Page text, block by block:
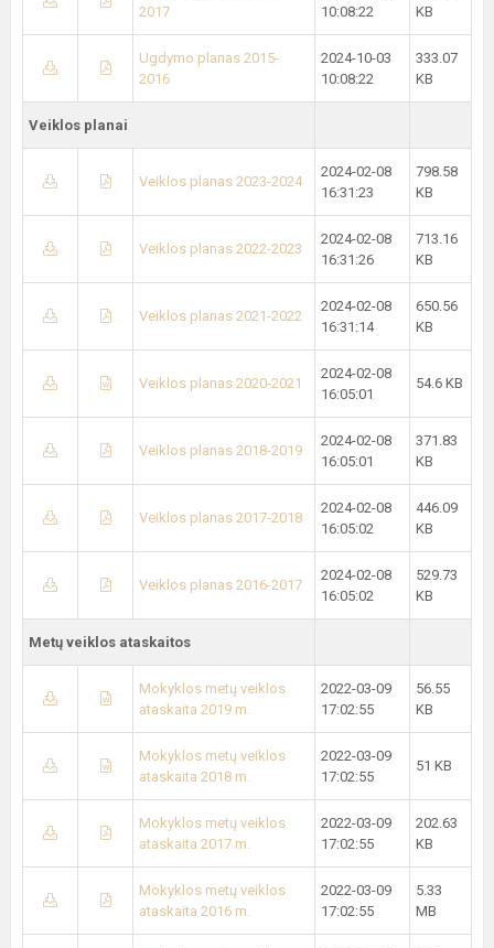
2017
10:08:22
KB
Ugdymo planas 2015-
2016
2024-10-03
10:08:22
333.07
KB
Veiklos planai
Veiklos planas 2023-2024
2024-02-08
16:31:23
798.58
KB
Veiklos planas 2022-2023
2024-02-08
16:31:26
713.16
KB
Veiklos planas 2021-2022
2024-02-08
16:31:14
650.56
KB
Veiklos planas 2020-2021
2024-02-08
16:05:01
54.6 KB
Veiklos planas 2018-2019
2024-02-08
16:05:01
371.83
KB
Veiklos planas 2017-2018
2024-02-08
16:05:02
446.09
KB
Veiklos planas 2016-2017
2024-02-08
16:05:02
529.73
KB
Metų veiklos ataskaitos
Mokyklos metų veiklos
ataskaita 2019 m.
2022-03-09
17:02:55
56.55
KB
Mokyklos metų veiklos
ataskaita 2018 m.
2022-03-09
17:02:55
51 KB
Mokyklos metų veiklos
ataskaita 2017 m.
2022-03-09
17:02:55
202.63
KB
Mokyklos metų veiklos
ataskaita 2016 m.
2022-03-09
17:02:55
5.33
MB